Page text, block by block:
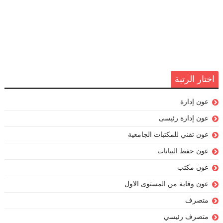
اختار الرتبة
عون إدارة
عون إدارة رئيسى
عون تقني للمكتبات الجامعية
عون حفظ البيانات
عون مكتب
عون وقاية من المستوى الاول
متصرف
متصرف رئيسي